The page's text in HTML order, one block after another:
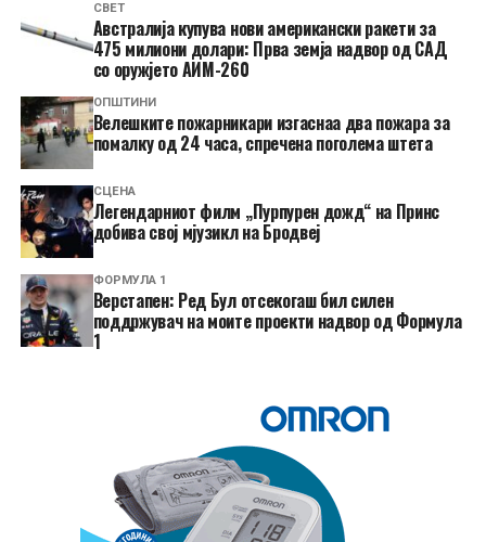
СВЕТ
Австралија купува нови американски ракети за
475 милиони долари: Прва земја надвор од САД
со оружјето АИМ-260
ОПШТИНИ
Велешките пожарникари изгаснаа два пожара за
помалку од 24 часа, спречена поголема штета
СЦЕНА
Легендарниот филм „Пурпурен дожд“ на Принс
добива свој мјузикл на Бродвеј
ФОРМУЛА 1
Верстапен: Ред Бул отсекогаш бил силен
поддржувач на моите проекти надвор од Формула
1